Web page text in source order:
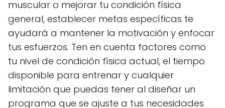
muscular o mejorar tu condición física
general, establecer metas específicas te
ayudará a mantener la motivación y enfocar
tus esfuerzos. Ten en cuenta factores como
tu nivel de condición física actual, el tiempo
disponible para entrenar y cualquier
limitación que puedas tener al diseñar un
programa que se ajuste a tus necesidades